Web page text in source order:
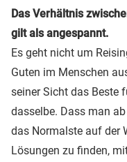
Das Verhältnis
gilt als angespannt.
Es geht nicht um
Guten im Menschen
seiner Sicht das Beste
dasselbe. Dass man
das Normalste auf der
Lösungen zu finden,